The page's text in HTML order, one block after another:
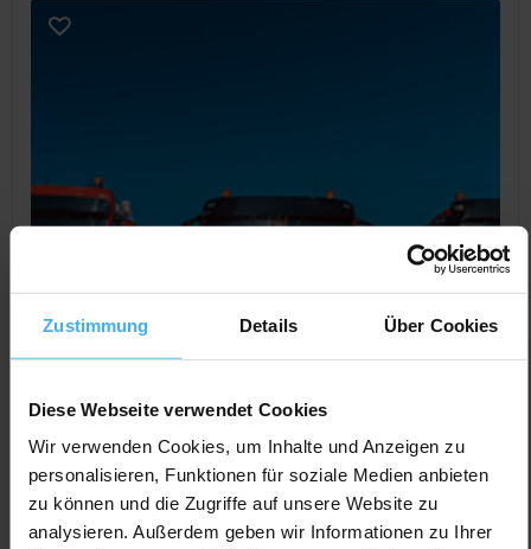
Zustimmung Details Über Cookies
Diese Webseite verwendet Cookies
Wir verwenden Cookies, um Inhalte und Anzeigen zu
personalisieren, Funktionen für soziale Medien anbieten
zu können und die Zugriffe auf unsere Website zu
analysieren. Außerdem geben wir Informationen zu Ihrer
CONTAINERDIENST
Veolia Umweltservice Nord GmbH Betrieb